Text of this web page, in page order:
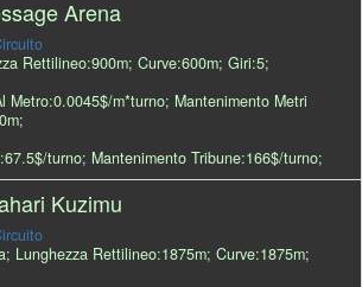
Arena
Rettilineo:900m; Curve:600m; Giri:5;
Metro:0.0045$/m*turno; Mantenimento Metri
turno; Mantenimento Tribune:166$/turno;
Kuzimu
Lunghezza Rettilineo:1875m; Curve:1875m;